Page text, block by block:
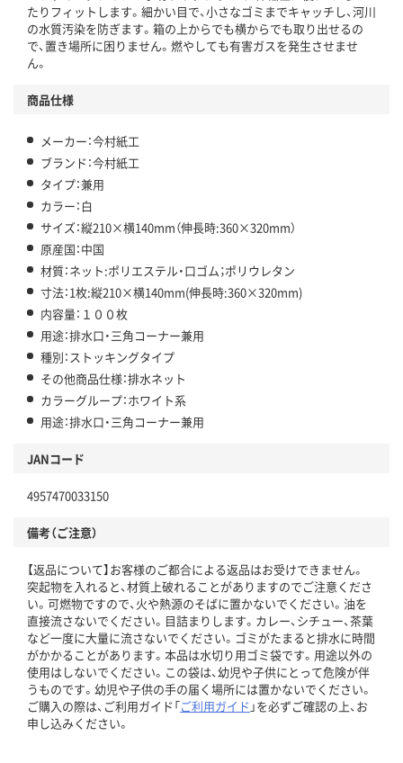
たりフィットします。細かい目で、小さなゴミまでキャッチし、河川
の水質汚染を防ぎます。箱の上からでも横からでも取り出せるの
で、置き場所に困りません。燃やしても有害ガスを発生させませ
ん。
商品仕様
メーカー：今村紙工
ブランド：今村紙工
タイプ：兼用
カラー：白
サイズ：縦210×横140mm（伸長時:360×320mm）
原産国：中国
材質：ネット:ポリエステル・口ゴム；ポリウレタン
寸法：1枚:縦210×横140mm(伸長時:360×320mm)
内容量：１００枚
用途：排水口・三角コーナー兼用
種別：ストッキングタイプ
その他商品仕様：排水ネット
カラーグループ：ホワイト系
用途：排水口・三角コーナー兼用
JANコード
4957470033150
備考（ご注意）
【返品について】お客様のご都合による返品はお受けできません。
突起物を入れると、材質上破れることがありますのでご注意くださ
い。可燃物ですので、火や熱源のそばに置かないでください。油を
直接流さないでください。目詰まりします。カレー、シチュー、茶葉
など一度に大量に流さないでください。ゴミがたまると排水に時間
がかかることがあります。本品は水切り用ゴミ袋です。用途以外の
使用はしないでください。この袋は、幼児や子供にとって危険が伴
うものです。幼児や子供の手の届く場所には置かないでください。
ご購入の際は、ご利用ガイド「ご利用ガイド 」を必ずご確認の上、お
申し込みください。